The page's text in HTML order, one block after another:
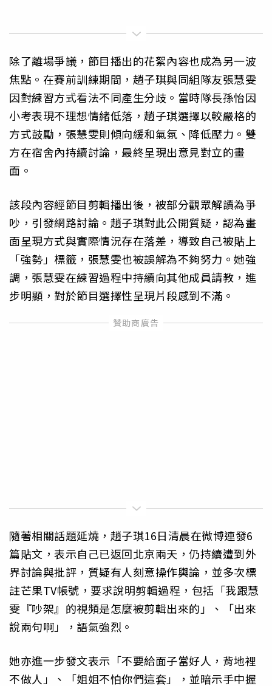
除了離場爭議，節目播出的花絮內容也成為另一波
焦點。在賽前訓練期間，趙子琪與同組隊友張慧雯
因對練習方式看法不同產生分歧。當時隊長孫怡因
小考表現不理想情緒低落，趙子琪選擇以較嚴格的
方式鼓勵，張慧雯則傾向緩和氣氛、降低壓力。雙
方在宿舍內持續討論，最終呈現出意見對立的畫
面。
該段內容經節目剪輯播出後，被部分觀眾解讀為爭
吵，引發網路討論。趙子琪對此公開質疑，認為畫
面呈現方式與實際情況存在落差，導致自己被貼上
「強勢」標籤，張慧雯也被誤解為不夠努力。她強
調，張慧雯在練習過程中持續向其他成員請教，進
步明顯，對於節目選擇性呈現片段感到不滿。
隨著相關話題延燒，趙子琪16日清晨在微博連發6
篇貼文，表示自己已返回北京兩天，仍持續遭到外
界討論與批評，質疑有人刻意操作輿論，並多次標
註芒果TV帳號，要求說明剪輯過程，包括「我跟慧
雯『吵架』的視頻是怎麼被剪輯出來的」、「出來
說兩句啊」，語氣強烈。
她亦進一步發文表示「不要給面子當好人，背地裡
不做人」、「姐姐不怕你們這套」，並暗示手中握